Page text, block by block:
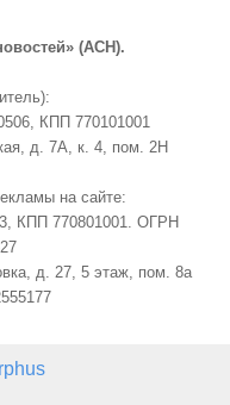
(АСН).
КПП 770101001
д. 7А, к. 4, пом. 2Н
на сайте:
КПП 770801001. ОГРН
д. 27, 5 этаж, пом. 8а